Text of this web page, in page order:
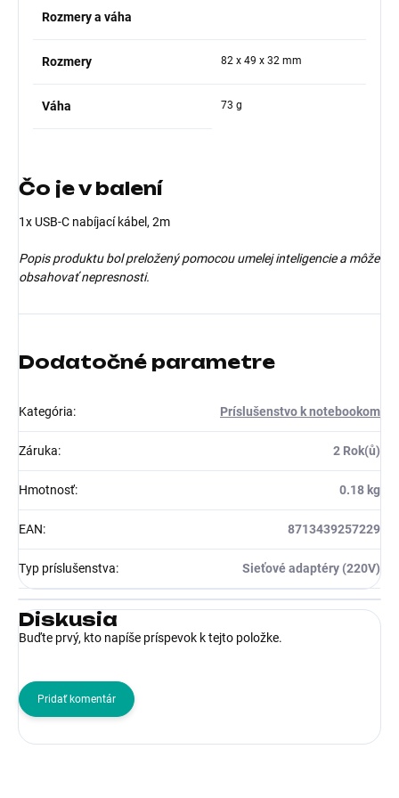
Rozmery a váha
Rozmery 82 x 49 x 32 mm
Váha 73 g
Čo je v balení
1x USB-C nabíjací kábel, 2m
Popis produktu bol preložený pomocou umelej inteligencie a môže
obsahovať nepresnosti.
Dodatočné parametre
Kategória: Príslušenstvo k notebookom
Záruka: 2 Rok(ů)
Hmotnosť: 0.18 kg
EAN: 8713439257229
Typ príslušenstva: Sieťové adaptéry (220V)
Diskusia
Buďte prvý, kto napíše príspevok k tejto položke.
Pridať komentár